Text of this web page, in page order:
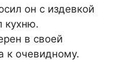
он с издевкой
кухню.
в своей
к очевидному.